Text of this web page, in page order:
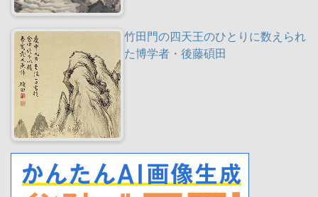
竹田門の四天王のひとりに数えられ
た博学者・後藤碩田